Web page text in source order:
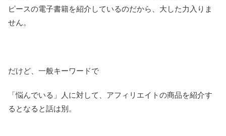
ピースの電子書籍を紹介しているのだから、大した力入りま
せん。
だけど、一般キーワードで
「悩んでいる」人に対して、アフィリエイトの商品を紹介す
るとなると話は別。